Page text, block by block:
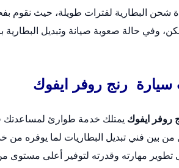
شحن البطارية لفترات طويلة، حيث نقوم
وفي حالة صعوبة صيانة وتبديل البطارية
سيارة رنج روفر ايفوك
روفر ايفوك يمتلك خدمة طوارئ لمساعدتك
من بين فني تبديل البطاريات لما يوفره من
تطوير مهارته وقدرته لتوفير أعلى مستوى